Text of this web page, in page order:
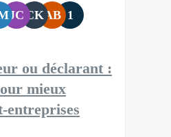
JC CKAB 1
ou déclarant :
mieux
entreprises